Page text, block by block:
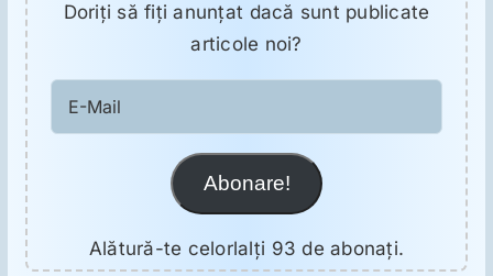
Antropologie
Proză utilă
Doriţi să fiţi anunţat dacă sunt publicate
articole noi?
Mail
Abonare!
Alătură-te celorlalți 93 de abonați.